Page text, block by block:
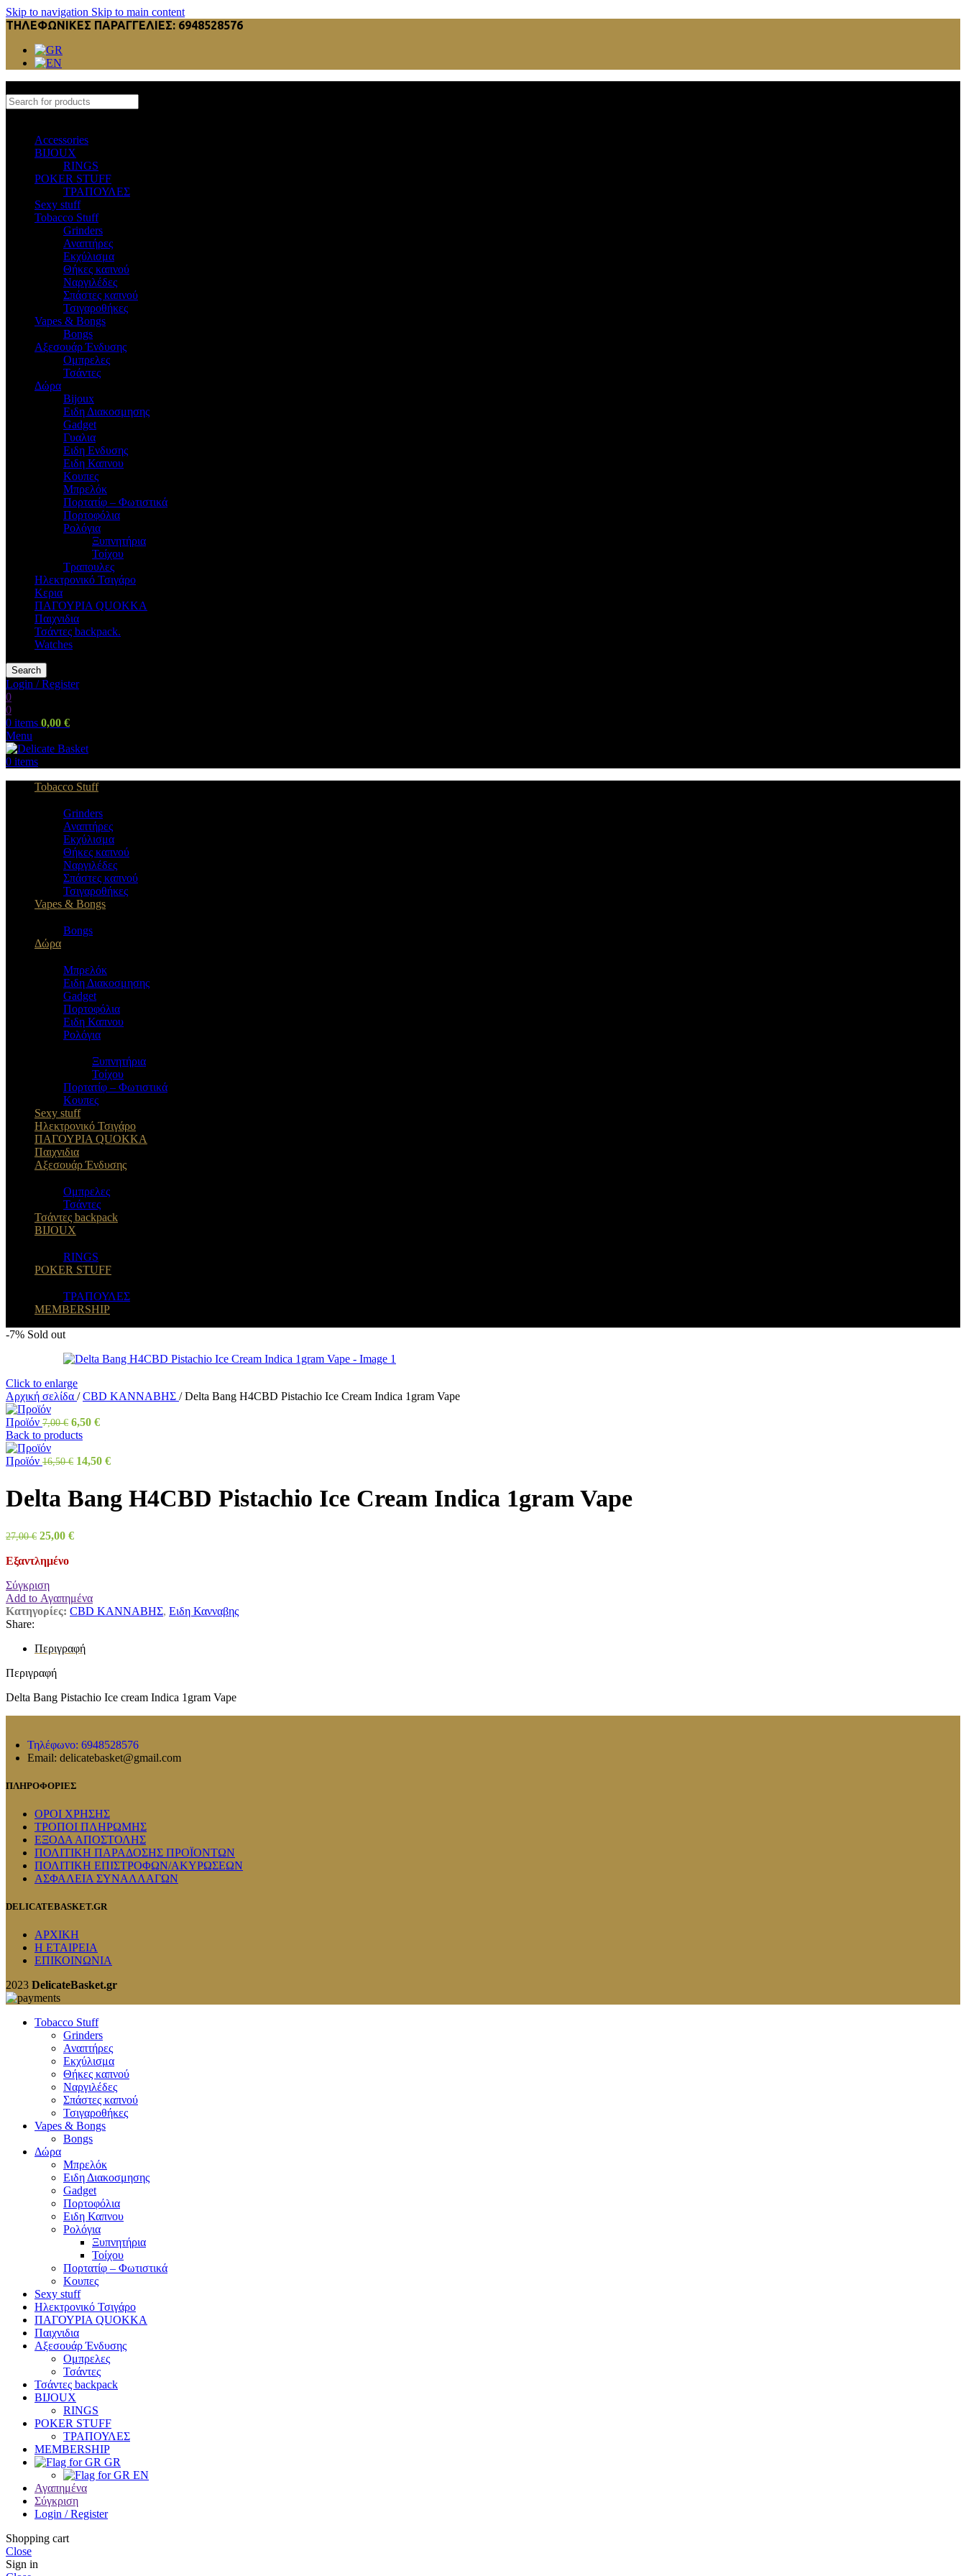
Skip to navigation Skip to main content
ΤΗΛΕΦΩΝΙΚΕΣ ΠΑΡΑΓΓΕΛΙΕΣ: 6948528576
Accessories
BIJOUX
RINGS
POKER STUFF
ΤΡΑΠΟΥΛΕΣ
Sexy stuff
Tobacco Stuff
Grinders
Αναπτήρες
Εκχύλισμα
Θήκες καπνού
Ναργιλέδες
Σπάστες καπνού
Τσιγαροθήκες
Vapes & Bongs
Bongs
Αξεσουάρ Ένδυσης
Oμπρελες
Τσάντες
Δώρα
Bijoux
Eιδη Διακοσμησης
Gadget
Γυαλια
Ειδη Ενδυσης
Ειδη Καπνου
Κουπες
Μπρελόκ
Πορτατίφ – Φωτιστικά
Πορτοφόλια
Ρολόγια
Ξυπνητήρια
Τοίχου
Τραπουλες
Ηλεκτρονικό Τσιγάρο
Κερια
ΠΑΓΟΥΡΙΑ QUOKKA
Παιχνιδια
Τσάντες backpack.
Watches
Search
Login / Register
0
0
0 items 0,00 €
Menu
0 items
Tobacco Stuff
Grinders
Αναπτήρες
Εκχύλισμα
Θήκες καπνού
Ναργιλέδες
Σπάστες καπνού
Τσιγαροθήκες
Vapes & Bongs
Bongs
Δώρα
Μπρελόκ
Eιδη Διακοσμησης
Gadget
Πορτοφόλια
Ειδη Καπνου
Ρολόγια
Ξυπνητήρια
Τοίχου
Πορτατίφ – Φωτιστικά
Κουπες
Sexy stuff
Ηλεκτρονικό Τσιγάρο
ΠΑΓΟΥΡΙΑ QUOKKA
Παιχνιδια
Αξεσουάρ Ένδυσης
Oμπρελες
Τσάντες
Τσάντες backpack
BIJOUX
RINGS
POKER STUFF
ΤΡΑΠΟΥΛΕΣ
MEMBERSHIP
-7% Sold out
Click to enlarge
Αρχική σελίδα / CBD ΚΑΝΝΑΒΗΣ / Delta Bang H4CBD Pistachio Ice Cream Indica 1gram Vape
Προϊόν 7,00€ 6,50 €
Back to products
Προϊόν 16,50€ 14,50 €
Delta Bang H4CBD Pistachio Ice Cream Indica 1gram Vape
27,00€ 25,00 €
Εξαντλημένο
Σύγκριση
Add to Αγαπημένα
Κατηγορίες: CBD ΚΑΝΝΑΒΗΣ, Ειδη Κανναβης
Share:
Περιγραφή
Περιγραφή
Delta Bang Pistachio Ice cream Indica 1gram Vape
Τηλέφωνο: 6948528576
Email: delicatebasket@gmail.com
ΠΛΗΡΟΦΟΡΙΕΣ
ΟΡΟΙ ΧΡΗΣΗΣ
ΤΡΟΠΟΙ ΠΛΗΡΩΜΗΣ
ΕΞΟΔΑ ΑΠΟΣΤΟΛΗΣ
ΠΟΛΙΤΙΚΗ ΠΑΡΑΔΟΣΗΣ ΠΡΟΪΟΝΤΩΝ
ΠΟΛΙΤΙΚΗ ΕΠΙΣΤΡΟΦΩΝ/ΑΚΥΡΩΣΕΩΝ
ΑΣΦΑΛΕΙΑ ΣΥΝΑΛΛΑΓΩΝ
DELICATEBASKET.GR
ΑΡΧΙΚΗ
Η ΕΤΑΙΡΕΙΑ
ΕΠΙΚΟΙΝΩΝΙΑ
2023 DelicateBasket.gr
Tobacco Stuff
Grinders
Αναπτήρες
Εκχύλισμα
Θήκες καπνού
Ναργιλέδες
Σπάστες καπνού
Τσιγαροθήκες
Vapes & Bongs
Bongs
Δώρα
Μπρελόκ
Eιδη Διακοσμησης
Gadget
Πορτοφόλια
Ειδη Καπνου
Ρολόγια
Ξυπνητήρια
Τοίχου
Πορτατίφ – Φωτιστικά
Κουπες
Sexy stuff
Ηλεκτρονικό Τσιγάρο
ΠΑΓΟΥΡΙΑ QUOKKA
Παιχνιδια
Αξεσουάρ Ένδυσης
Oμπρελες
Τσάντες
Τσάντες backpack
BIJOUX
RINGS
POKER STUFF
ΤΡΑΠΟΥΛΕΣ
MEMBERSHIP
GR
EN
Αγαπημένα
Σύγκριση
Login / Register
Shopping cart
Close
Sign in